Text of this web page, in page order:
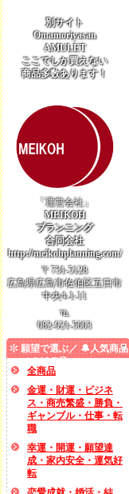
別サイト
Omamoriyasan
AMULET
ここでしか買えない
商品多数あります！
「運営会社」
MEIKOH
プランニング
合同会社
http://meikohplanning.com/
〒731-5128
広島県広島市佐伯区五日市
中央4-1-11
℡
082-921-5603
願望で選ぶ／ 🔔人気商品
／ SALE品
全商品
金運・財運・ビジネ
ス・商売繁盛・勝負・
ギャンブル・仕事・転
職
幸運・開運・願望達
成・家内安全・運気好
転